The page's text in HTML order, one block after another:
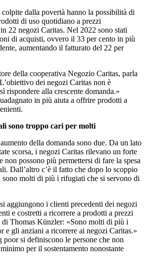
dalla povertà hanno la possibilità di
di uso quotidiano a prezzi
22 negozi Caritas. Nel 2022 sono stati
di acquisti, ovvero il 33 per cento in più
aumentando il fatturato del 22 per
della cooperativa Negozio Caritas, parla
dei negozi Caritas non è
rispondere alla crescente domanda.»
in più aiuta a offrire prodotti a
sono troppo cari per molti
della domanda sono due. Da un lato
scorsa, i negozi Caritas rilevano un forte
non possono più permettersi di fare la spesa
Dall’altro c’è il fatto che dopo lo scoppio
sono molti di più i rifugiati che si servono di
aggiungono i clienti precedenti dei negozi
e costretti a ricorrere a prodotti a prezzi
Thomas Künzler: «Sono molti di più i
gli anziani a ricorrere ai negozi Caritas.»
si definiscono le persone che non
per il sostentamento nonostante